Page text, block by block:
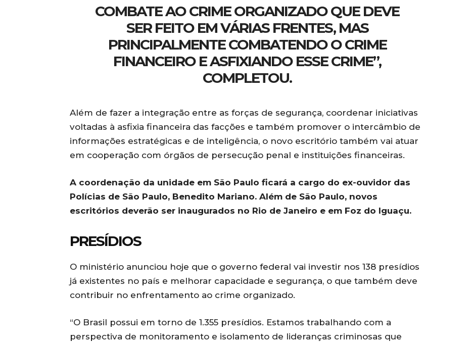
COMBATE AO CRIME ORGANIZADO QUE DEVE
SER FEITO EM VÁRIAS FRENTES, MAS
PRINCIPALMENTE COMBATENDO O CRIME
FINANCEIRO E ASFIXIANDO ESSE CRIME”,
COMPLETOU.
Além de fazer a integração entre as forças de segurança, coordenar iniciativas
voltadas à asfixia financeira das facções e também promover o intercâmbio de
informações estratégicas e de inteligência, o novo escritório também vai atuar
em cooperação com órgãos de persecução penal e instituições financeiras.
A coordenação da unidade em São Paulo ficará a cargo do ex-ouvidor das
Polícias de São Paulo, Benedito Mariano. Além de São Paulo, novos
escritórios deverão ser inaugurados no Rio de Janeiro e em Foz do Iguaçu.
PRESÍDIOS
O ministério anunciou hoje que o governo federal vai investir nos 138 presídios
já existentes no país e melhorar capacidade e segurança, o que também deve
contribuir no enfrentamento ao crime organizado.
“O Brasil possui em torno de 1.355 presídios. Estamos trabalhando com a
perspectiva de monitoramento e isolamento de lideranças criminosas que